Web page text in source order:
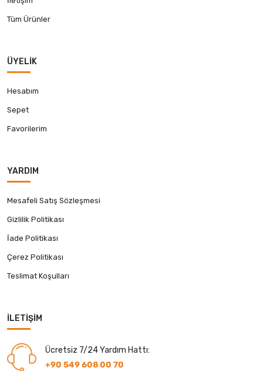
Tüm Ürünler
ÜYELIK
Hesabım
Sepet
Favorilerim
YARDIM
Mesafeli Satış Sözleşmesi
Gizlilik Politikası
İade Politikası
Çerez Politikası
Teslimat Koşulları
İLETIŞIM
Ücretsiz 7/24 Yardım Hattı:
+90 549 608 00 70